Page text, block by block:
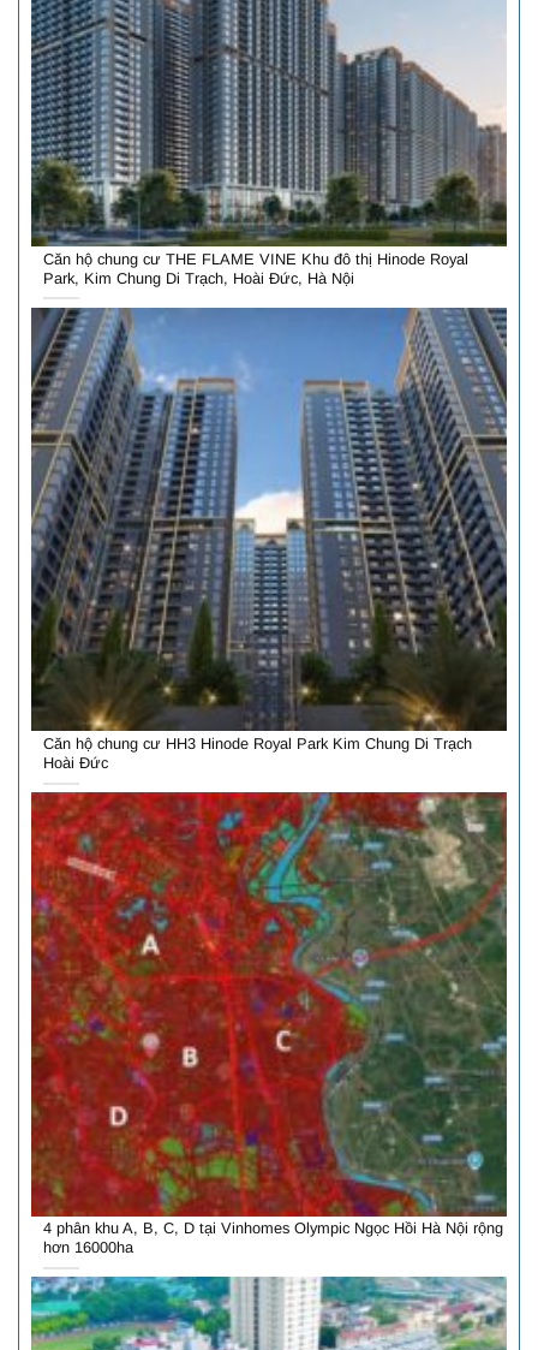
Căn hộ chung cư THE FLAME VINE Khu đô thị Hinode Royal
Park, Kim Chung Di Trạch, Hoài Đức, Hà Nội
Căn hộ chung cư HH3 Hinode Royal Park Kim Chung Di Trạch
Hoài Đức
4 phân khu A, B, C, D tại Vinhomes Olympic Ngọc Hồi Hà Nội rộng
hơn 16000ha